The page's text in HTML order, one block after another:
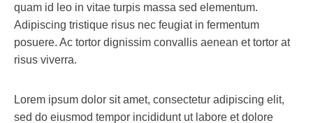
quam id leo in vitae turpis massa sed elementum.
Adipiscing tristique risus nec feugiat in fermentum
posuere. Ac tortor dignissim convallis aenean et tortor at
risus viverra.
Lorem ipsum dolor sit amet, consectetur adipiscing elit,
sed do eiusmod tempor incididunt ut labore et dolore